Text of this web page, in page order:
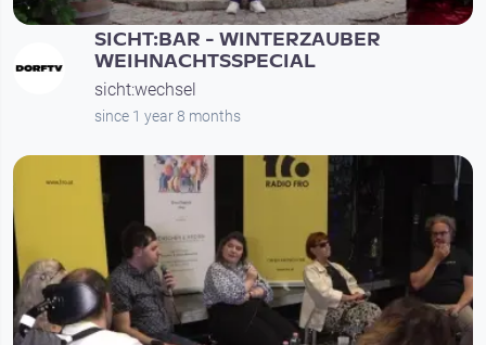
SICHT:BAR - WINTERZAUBER
WEIHNACHTSSPECIAL
sicht:wechsel
since 1 year 8 months